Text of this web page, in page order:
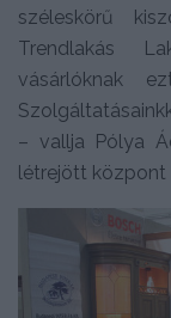
széleskörű
Trendlakás
vásárlóknak
– vallja Pólya
létrejött központ